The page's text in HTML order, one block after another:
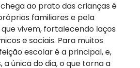
ao prato das crianças é
familiares e pela
vivem, fortalecendo laços
e sociais. Para muitos
escolar é a principal, e,
a única do dia, o que torna a